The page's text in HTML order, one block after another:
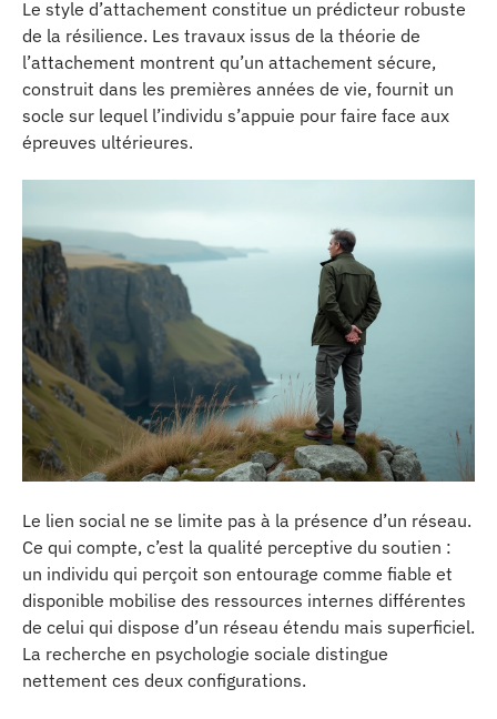
Le style d’attachement constitue un prédicteur robuste
de la résilience. Les travaux issus de la théorie de
l’attachement montrent qu’un attachement sécure,
construit dans les premières années de vie, fournit un
socle sur lequel l’individu s’appuie pour faire face aux
épreuves ultérieures.
Le lien social ne se limite pas à la présence d’un réseau.
Ce qui compte, c’est la qualité perceptive du soutien :
un individu qui perçoit son entourage comme fiable et
disponible mobilise des ressources internes différentes
de celui qui dispose d’un réseau étendu mais superficiel.
La recherche en psychologie sociale distingue
nettement ces deux configurations.